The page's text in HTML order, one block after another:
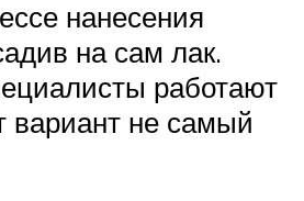
нанесения
на сам лак.
работают
вариант не самый